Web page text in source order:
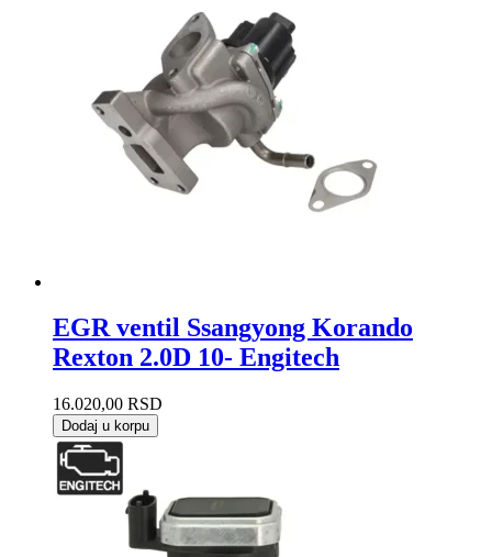
EGR ventil Ssangyong Korando
Rexton 2.0D 10- Engitech
16.020,00 RSD
Dodaj u korpu